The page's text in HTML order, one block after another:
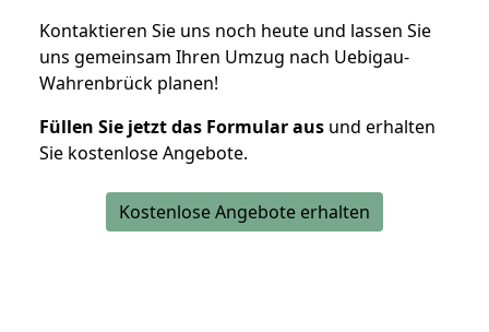
Kontaktieren Sie uns noch heute und lassen Sie
uns gemeinsam Ihren Umzug nach Uebigau-
Wahrenbrück planen!
Füllen Sie jetzt das Formular aus und erhalten
Sie kostenlose Angebote.
Kostenlose Angebote erhalten